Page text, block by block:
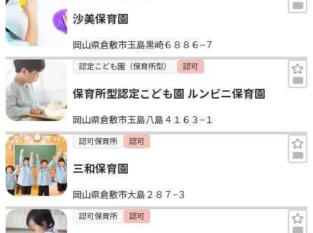
沙美保育園
岡山県倉敷市玉島黒崎６８８６−７
認定こども園（保育所型） 認可
保育所型認定こども園 ルンビニ保育園
岡山県倉敷市玉島八島４１６３−１
認可保育所 認可
三和保育園
岡山県倉敷市大島２８７−３
認可保育所 認可